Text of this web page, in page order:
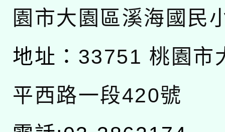
園市大園區溪海國民
地址： 33751 桃園市
平西路一段420號